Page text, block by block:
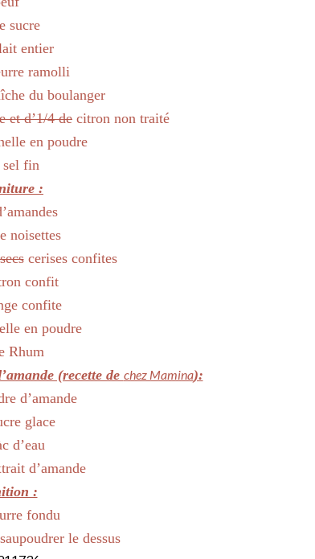
sucre
entier
ramolli
du boulanger
et d’1/4 de citron non traité
en poudre
sel fin
:
noisettes
cerises confites
confit
confite
en poudre
Rhum
(recette de chez Mamina):
d’amande
glace
d’eau
d’amande
:
fondu
le dessus